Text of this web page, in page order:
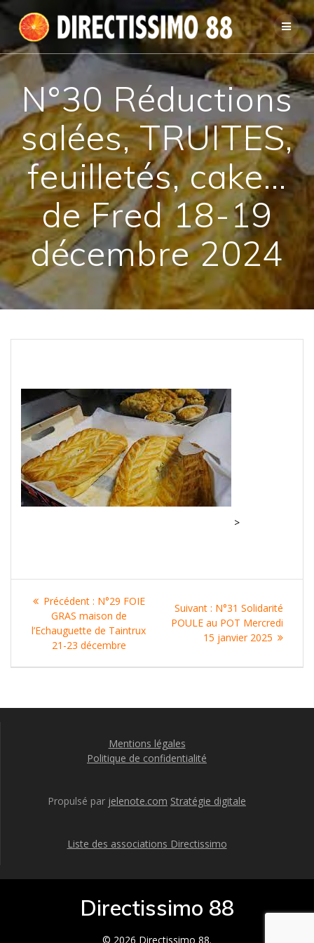
Passer
au
contenu
N°30 Réductions
salées, TRUITES,
feuilletés, cake…
de Fred 18-19
décembre 2024
>
Navigation
de
l’article
Précédent : Article
précédent
:
N°29 FOIE
GRAS maison de
l’Echauguette de Taintrux
21-23 décembre
Suivant : Article
suivant
N°31 Solidarité
POULE au POT Mercredi
15 janvier 2025
Mentions légales
Politique de confidentialité
Propulsé par jelenote.com Stratégie digitale
Liste des associations Directissimo
Directissimo 88
© 2026 Directissimo 88.